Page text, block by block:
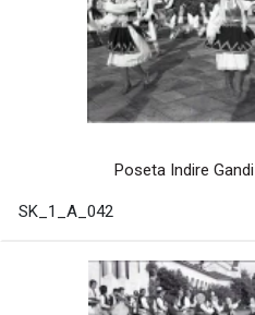
Poseta Indire
SK_1_A_042